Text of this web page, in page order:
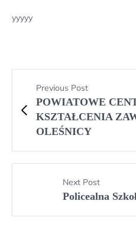
yyyyy
Previous Post
POWIATOWE
KSZTAŁCENIA
OLEŚNICY
Next Post
Policealna